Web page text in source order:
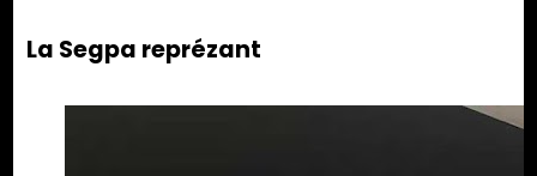
La Segpa reprézant